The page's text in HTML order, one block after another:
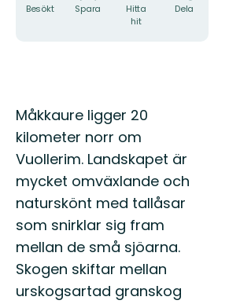
Besökt Spara
Hitta
hit
Dela
Beskrivning
Måkkaure ligger 20
kilometer norr om
Vuollerim. Landskapet är
mycket omväxlande och
naturskönt med tallåsar
som snirklar sig fram
mellan de små sjöarna.
Skogen skiftar mellan
urskogsartad granskog